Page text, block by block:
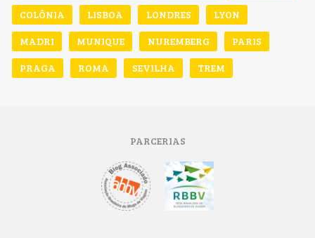
COLÔNIA
LISBOA LONDRES
LYON
MADRI
MUNIQUE NUREMBERG
PARIS
PRAGA
ROMA SEVILHA TREM
PARCERIAS